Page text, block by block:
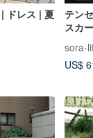
ドレス | 夏
テン
スカ
カー
sora-
US$